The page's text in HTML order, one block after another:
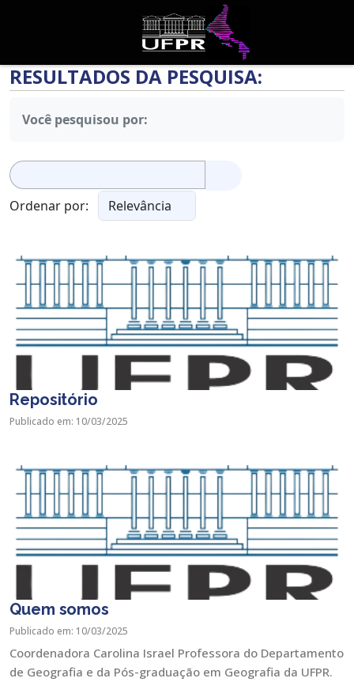
RESULTADOS DA PESQUISA:
Você pesquisou por:
Pesquisar
por:
Ordenar por:
Repositório
Publicado em: 10/03/2025
Quem somos
Publicado em: 10/03/2025
Coordenadora Carolina Israel Professora do Departamento
de Geografia e da Pós-graduação em Geografia da UFPR.